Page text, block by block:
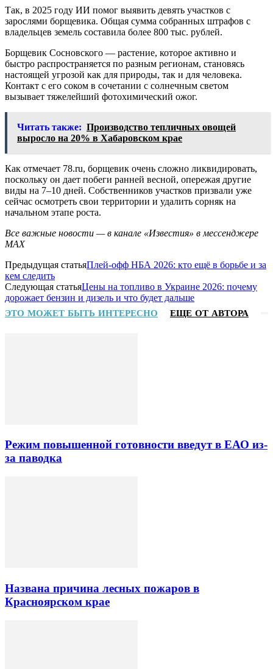
Так, в 2025 году ИИ помог выявить девять участков с
зарослями борщевика. Общая сумма собранных штрафов с
владельцев земель составила более 800 тыс. рублей.
Борщевик Сосновского — растение, которое активно и
быстро распространяется по разным регионам, становясь
настоящей угрозой как для природы, так и для человека.
Контакт с его соком в сочетании с солнечным светом
вызывает тяжелейший фотохимический ожог.
Читать также: Производство тепличных овощей
выросло на 20% в Хабаровском крае
Как отмечает 78.ru, борщевик очень сложно ликвидировать,
поскольку он дает побеги ранней весной, опережая другие
виды на 7–10 дней. Собственников участков призвали уже
сейчас осмотреть свои территории и удалить сорняк на
начальном этапе роста.
Все важные новости — в канале «Известия» в мессенджере
МАХ
Предыдущая статьяПлей-офф НБА 2026: кто ещё в борьбе и за
кем следить
Следующая статьяЦены на топливо в Украине 2026: почему
дорожает бензин и дизель и что будет дальше
ЭТО МОЖЕТ БЫТЬ ИНТЕРЕСНО ЕЩЕ ОТ АВТОРА
Режим повышенной готовности введут в ЕАО из-
за паводка
Названа причина лесных пожаров в
Красноярском крае